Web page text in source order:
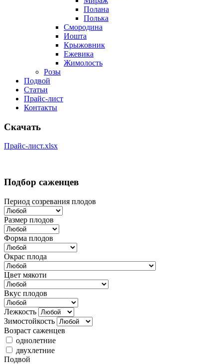
Полана
Полька
Смородина
Иошта
Крыжовник
Ежевика
Жимолость
Розы
Подвой
Статьи
Прайс-лист
Контакты
Скачать
Прайс-лист.xlsx
Подбор саженцев
Период созревания плодов
Размер плодов
Форма плодов
Окрас плода
Цвет мякоти
Вкус плодов
Лежкость
Зимостойкость
Возраст саженцев
однолетние
двухлетние
Подвой